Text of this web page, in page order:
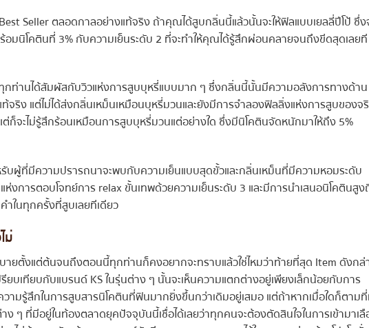
Seller ตลอดกาลอย่างแท้จริง ถ้าคุณได้สูบกลิ่นนี้แล้วนั้นจะให้ฟิลแบบเยลลี่ปีโป้ ซึ่ง
อมนิโคตินที่ 3% กับความเย็นระดับ 2 ที่จะทำให้คุณได้รู้สึกผ่อนคลายจนถึงขีดสุดเลยที
ท่านได้สัมผัสกับวิวแห่งการสูบบุหรี่แบบมาก ๆ ซึ่งกลิ่นนี้นั้นมีความอลังการทางด้าน
จริง แต่ไม่ได้ส่งกลิ่นเหม็นเหมือนบุหรี่มวนและยังมีการจำลองฟิลลิ่งแห่งการสูบของจ
ต่ก็จะไม่รู้สึกร้อนเหมือนการสูบบุหรี่มวนแต่อย่างใด ซึ่งมีนิโคตินจัดหนักมาให้ถึง 5%
ผู้ที่มีความปรารถนาจะพบกับความเย็นแบบสุดขั้วและกลิ่นเหม็นที่มีความหอมระดับ
งการตอบโจทย์การ relax ขั้นเทพด้วยความเย็นระดับ 3 และมีการนำเสนอนิโคตินสู
ำในทุกครั้งที่สูบเลยทีเดียว
ม่
ายตั้งแต่ต้นจนถึงตอนนี้ทุกท่านก็คงอยากจะทราบแล้วใช่ไหมว่าท้ายที่สุด Item ดังกล่
รียบเทียบกับแบรนด์ KS ในรุ่นต่าง ๆ นั้นจะเห็นความแตกต่างอยู่เพียงเล็กน้อยกับการ
ามรู้สึกในการสูบสารนิโคตินที่ฟินมากยิ่งขึ้นกว่าเดิมอยู่เสมอ แต่ถ้าหากเมื่อใดก็ตาม
ง ๆ ที่มีอยู่ในท้องตลาดยุคปัจจุบันนี้เชื่อได้เลยว่าทุกคนจะต้องตัดสินใจในการเข้ามาเ